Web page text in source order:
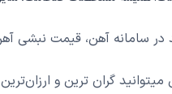
در سامانه آهن، قیمت نبشی
میتوانید گران ترین و